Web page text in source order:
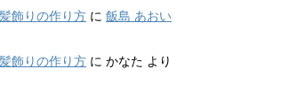
飾りの作り方 に 飯島 あおい
飾りの作り方 に かなた より